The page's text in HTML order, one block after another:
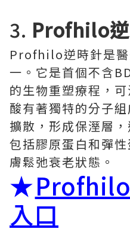
3. Profhilo
Profhilo逆時針是醫
一。它是首個不含
的生物重塑療程，
酸有著獨特的分子
擴散，形成保溼層
包括膠原蛋白和彈
膚鬆弛衰老狀態。
★
入口